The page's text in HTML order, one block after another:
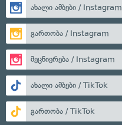
ახალი ამბები / Instagram
გართობა / Instagram
მეცნიერება / Instagram
ახალი ამბები / TikTok
გართობა / TikTok